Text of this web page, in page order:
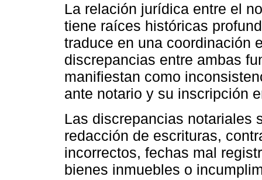
La relación jurídica entre el
tiene raíces históricas
traduce en una coordinación
discrepancias entre ambas
manifiestan como
ante notario y su inscripción
Las discrepancias notariales
redacción de escrituras,
incorrectos, fechas mal
bienes inmuebles o